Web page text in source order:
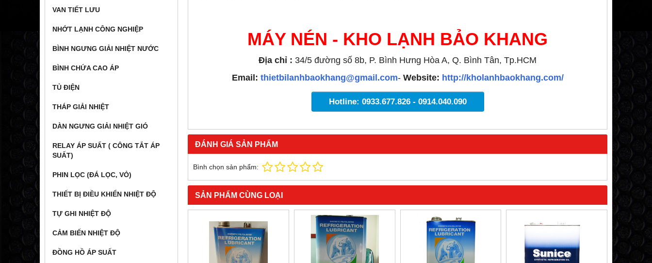
VAN TIẾT LƯU
NHỚT LẠNH CÔNG NGHIỆP
BÌNH NGƯNG GIẢI NHIỆT NƯỚC
BÌNH CHỨA CAO ÁP
TỦ ĐIỆN
THÁP GIẢI NHIỆT
DÀN NGƯNG GIẢI NHIỆT GIÓ
RELAY ÁP SUẤT ( CÔNG TẮT ÁP
SUẤT)
PHIN LỌC (ĐÁ LỌC, VỎ)
THIẾT BỊ ĐIỀU KHIỂN NHIỆT ĐỘ
TỰ GHI NHIỆT ĐỘ
CẢM BIẾN NHIỆT ĐỘ
ĐỒNG HỒ ÁP SUẤT
MÁY NÉN - KHO LẠNH BẢO KHANG
Địa chỉ : 34/5 đường số 8b, P. Bình Hưng Hòa A, Q. Bình Tân, Tp.HCM
Email: thietbilanhbaokhang@gmail.com- Website: http://kholanhbaokhang.com/
Hotline: 0933.677.826 - 0914.040.090
ĐÁNH GIÁ SẢN PHẨM
Bình chọn sản phẩm:
SẢN PHẨM CÙNG LOẠI